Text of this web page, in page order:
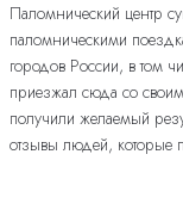
Паломнический центр
паломническими
городов России, в том
приезжал сюда со
получили желаемый
отзывы людей, которые